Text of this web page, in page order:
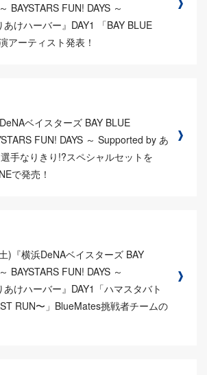
BAYSTARS FUN! DAYS ～
けハーバー』DAY1 「BAY BLUE
アーティスト発表！
DeNAベイスターズ BAY BLUE
FUN! DAYS ～ Supported by あ
手なりきり!?スペシャルセットを
で発売！
)『横浜DeNAベイスターズ BAY
BAYSTARS FUN! DAYS ～
けハーバー』DAY1「ハマスタバト
RUN〜」BlueMates挑戦者チームの